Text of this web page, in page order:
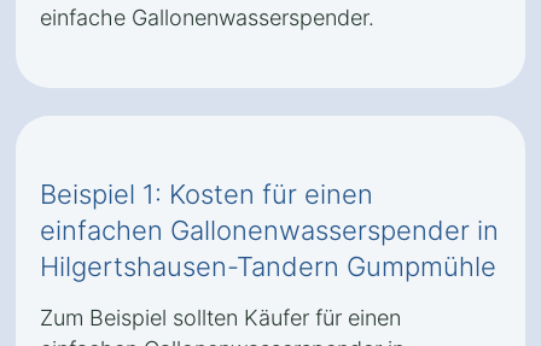
einfache Gallonenwasserspender.
Beispiel 1: Kosten für einen
einfachen Gallonenwasserspender in
Hilgertshausen-Tandern Gumpmühle
Zum Beispiel sollten Käufer für einen